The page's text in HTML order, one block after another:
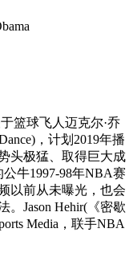
篮球飞人迈克尔·乔
，计划2019年播
头极猛、取得巨大成
牛1997-98年NBA赛
以前从未曝光，也会
Jason Hehir(《密歇
Media，联手NBA